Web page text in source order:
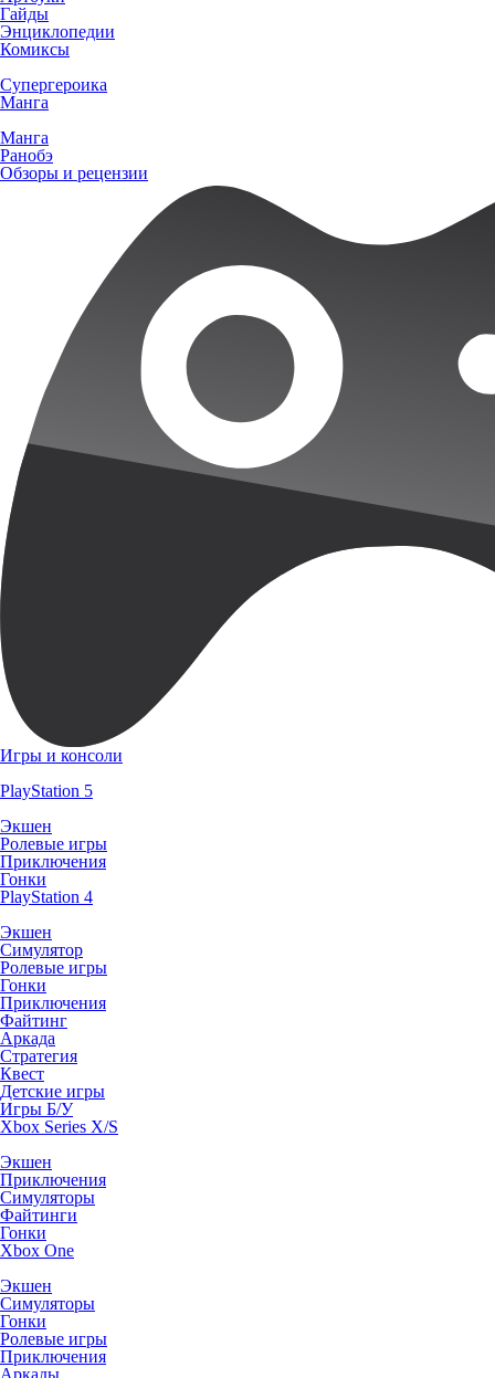
Гайды
Энциклопедии
Комиксы
Супергероика
Манга
Манга
Ранобэ
Обзоры и рецензии
Игры и консоли
PlayStation 5
Экшен
Ролевые игры
Приключения
Гонки
PlayStation 4
Экшен
Симулятор
Ролевые игры
Гонки
Приключения
Файтинг
Аркада
Стратегия
Квест
Детские игры
Игры Б/У
Xbox Series X/S
Экшен
Приключения
Симуляторы
Файтинги
Гонки
Xbox One
Экшен
Симуляторы
Гонки
Ролевые игры
Приключения
Аркады